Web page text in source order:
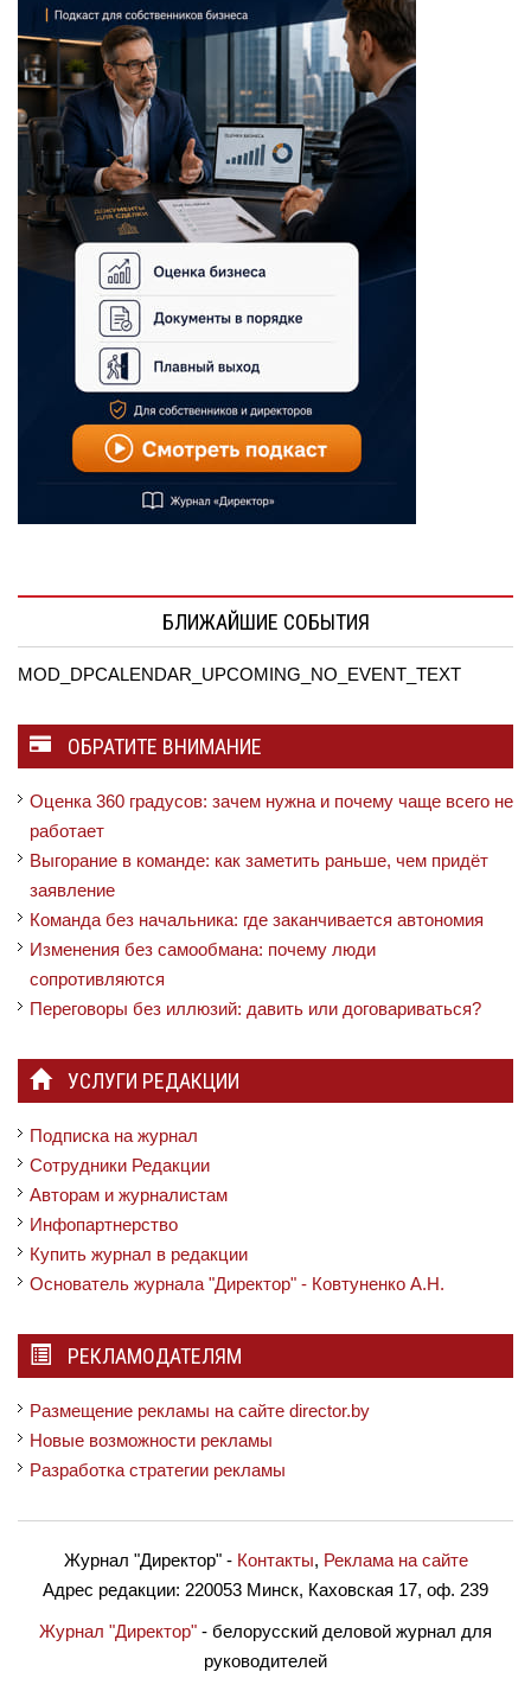
БЛИЖАЙШИЕ СОБЫТИЯ
MOD_DPCALENDAR_UPCOMING_NO_EVENT_TEXT
ОБРАТИТЕ ВНИМАНИЕ
Оценка 360 градусов: зачем нужна и почему чаще всего не
работает
Выгорание в команде: как заметить раньше, чем придёт
заявление
Команда без начальника: где заканчивается автономия
Изменения без самообмана: почему люди
сопротивляются
Переговоры без иллюзий: давить или договариваться?
УСЛУГИ РЕДАКЦИИ
Подписка на журнал
Сотрудники Редакции
Авторам и журналистам
Инфопартнерство
Купить журнал в редакции
Основатель журнала "Директор" - Ковтуненко А.Н.
РЕКЛАМОДАТЕЛЯМ
Размещение рекламы на сайте director.by
Новые возможности рекламы
Разработка стратегии рекламы
Журнал "Директор"- Контакты, Реклама на сайте
Адрес редакции: 220053 Минск, Каховская 17, оф. 239
Журнал "Директор" - белорусский деловой журнал для
руководителей